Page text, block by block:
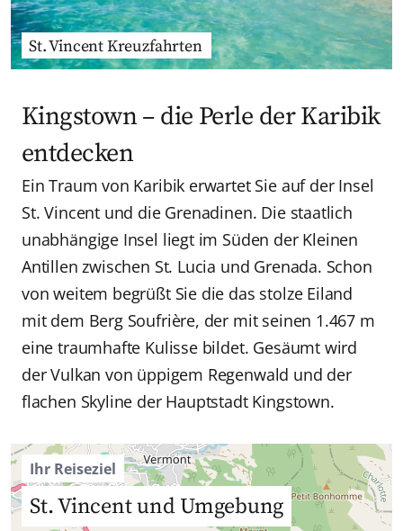
St. Vincent Kreuzfahrten
Kingstown – die Perle der Karibik
entdecken
Ein Traum von Karibik erwartet Sie auf der Insel
St. Vincent und die Grenadinen. Die staatlich
unabhängige Insel liegt im Süden der Kleinen
Antillen zwischen St. Lucia und Grenada. Schon
von weitem begrüßt Sie die das stolze Eiland
mit dem Berg Soufrière, der mit seinen 1.467 m
eine traumhafte Kulisse bildet. Gesäumt wird
der Vulkan von üppigem Regenwald und der
flachen Skyline der Hauptstadt Kingstown.
Ihr Reiseziel
St. Vincent und Umgebung